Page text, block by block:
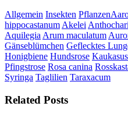
Allgemein Insekten Pflanzen
hippocastanum Akelei
Aquilegia Arum maculatum
Gänseblümchen Geflecktes
Honigbiene Hundsrose
Pfingstrose Rosa canina
Syringa Taglilien Taraxacum
Related Posts